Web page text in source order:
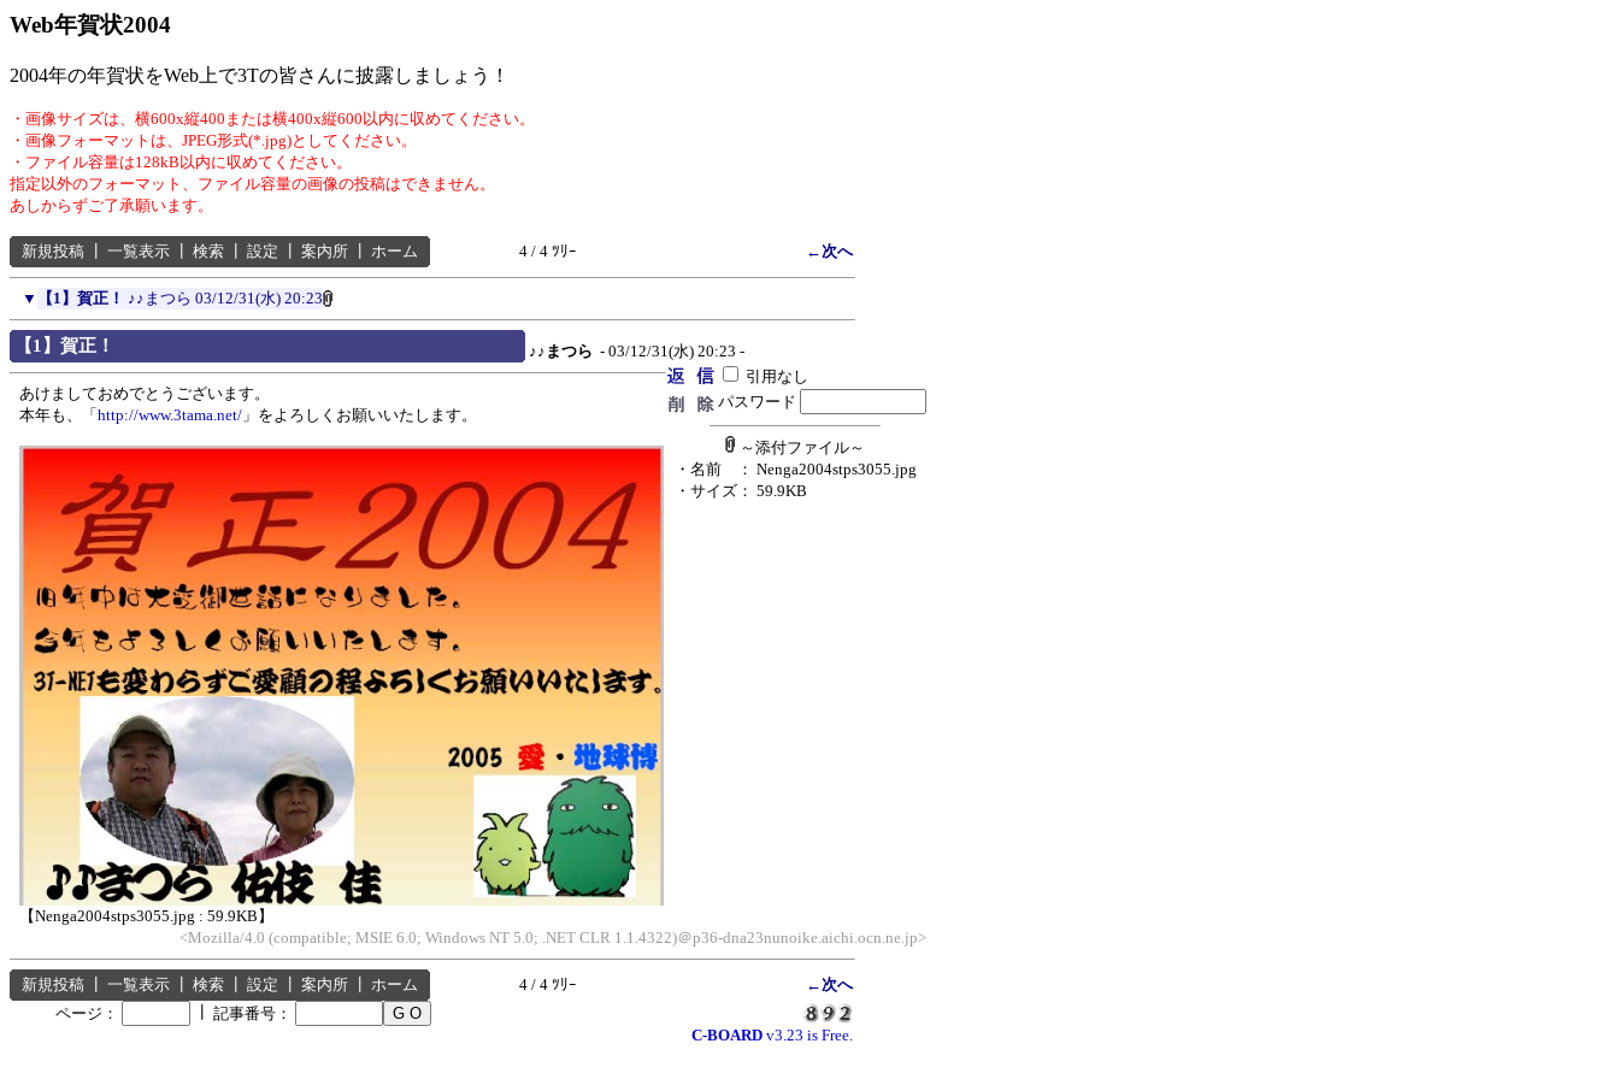
Web年賀状2004
2004年の年賀状をWeb上で3Tの皆さんに披露しましょう！
・画像サイズは、横600x縦400または横400x縦600以内に収めてください。
・画像フォーマットは、JPEG形式(*.jpg)としてください。
・ファイル容量は128kB以内に収めてください。
指定以外のフォーマット、ファイル容量の画像の投稿はできません。
あしからずご了承願います。
新規投稿 一覧表示 検索 設定 案内所 ホーム 4 / 4 ﾂﾘｰ ←次へ
▼ 【1】賀正！ ♪♪まつら 03/12/31(水) 20:23
【1】賀正！ ♪♪まつら - 03/12/31(水) 20:23 -
引用なし
パスワード
～添付ファイル～
・名前
： Nenga2004stps3055.jpg
・サイズ： 59.9KB
あけましておめでとうございます。
本年も、「http://www.3tama.net/ 」をよろしくお願いいたします。
【Nenga2004stps3055.jpg : 59.9KB】
<Mozilla/4.0 (compatible; MSIE 6.0; Windows NT 5.0; .NET CLR 1.1.4322)＠p36-dna23nunoike.aichi.ocn.ne.jp>
新規投稿 一覧表示 検索 設定 案内所 ホーム 4 / 4 ﾂﾘｰ
←次へ
ページ：
記事番号：
C-BOARD v3.23 is Free.